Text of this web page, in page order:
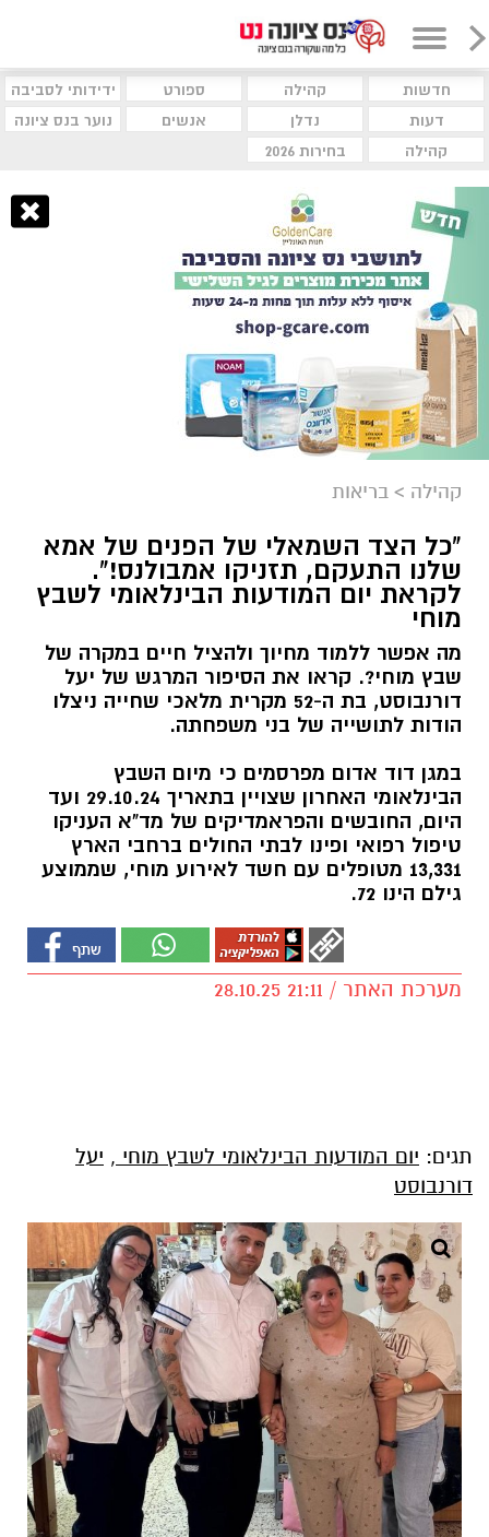
חדשות קהילה ספורט
ידידותי לסביבה
דעות
נדלן אנשים
נוער בנס ציונה
קהילה
בחירות 2026
קהילה > בריאות
"כל הצד השמאלי של הפנים של אמא
שלנו התעקם, תזניקו אמבולנס!".
לקראת יום המודעות הבינלאומי לשבץ
מוחי
מה אפשר ללמוד מחיוך ולהציל חיים במקרה של
שבץ מוחי?. קראו את הסיפור המרגש של יעל
דורנבוסט, בת ה-52 מקרית מלאכי שחייה ניצלו
הודות לתושייה של בני משפחתה.
במגן דוד אדום מפרסמים כי מיום השבץ
הבינלאומי האחרון שצויין בתאריך 29.10.24 ועד
היום, החובשים והפראמדיקים של מד"א העניקו
טיפול רפואי ופינו לבתי החולים ברחבי הארץ
13,331 מטופלים עם חשד לאירוע מוחי, שממוצע
גילם הינו 72.
מערכת האתר / 21:11 28.10.25
תגים: יום המודעות הבינלאומי לשבץ מוחי , יעל
דורנבוסט